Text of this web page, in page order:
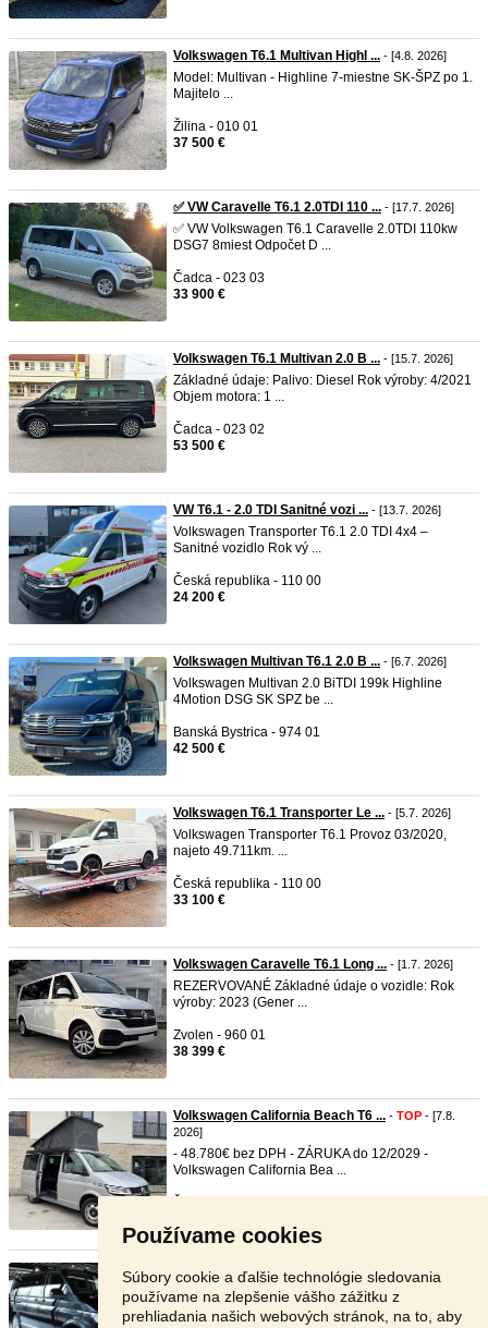
Používame cookies
Súbory cookie a ďalšie technológie sledovania
používame na zlepšenie vášho zážitku z
prehliadania našich webových stránok, na to, aby
Volkswagen T6.1 Multivan Highl ... - [4.8. 2026]
Model: Multivan - Highline 7-miestne SK-ŠPZ po 1.
Majitelo ...
Žilina - 010 01
37 500 €
✅ VW Caravelle T6.1 2.0TDI 110 ... - [17.7. 2026]
✅ VW Volkswagen T6.1 Caravelle 2.0TDI 110kw
DSG7 8miest Odpočet D ...
Čadca - 023 03
33 900 €
Volkswagen T6.1 Multivan 2.0 B ... - [15.7. 2026]
Základné údaje: Palivo: Diesel Rok výroby: 4/2021
Objem motora: 1 ...
Čadca - 023 02
53 500 €
VW T6.1 - 2.0 TDI Sanitné vozi ... - [13.7. 2026]
Volkswagen Transporter T6.1 2.0 TDI 4x4 –
Sanitné vozidlo Rok vý ...
Česká republika - 110 00
24 200 €
Volkswagen Multivan T6.1 2.0 B ... - [6.7. 2026]
Volkswagen Multivan 2.0 BiTDI 199k Highline
4Motion DSG SK SPZ be ...
Banská Bystrica - 974 01
42 500 €
Volkswagen T6.1 Transporter Le ... - [5.7. 2026]
Volkswagen Transporter T6.1 Provoz 03/2020,
najeto 49.711km. ...
Česká republika - 110 00
33 100 €
Volkswagen Caravelle T6.1 Long ... - [1.7. 2026]
REZERVOVANÉ Základné údaje o vozidle: Rok
výroby: 2023 (Gener ...
Zvolen - 960 01
38 399 €
Volkswagen California Beach T6 ... - TOP - [7.8.
2026]
- 48.780€ bez DPH - ZÁRUKA do 12/2029 -
Volkswagen California Bea ...
Prodejní cena je v CZK a cena EUR je pouze
orientační (záleží na ...